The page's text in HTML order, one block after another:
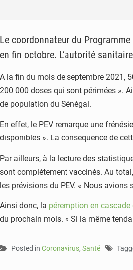
Le coordonnateur du
en fin octobre. L’autorité
A la fin du mois de septembre 2021,
200 000 doses qui sont périmées ».
de population du Sénégal.
En effet, le PEV remarque une
disponibles ». La conséquence de
Par ailleurs, à la lecture des
sont complètement vaccinés. Au
les prévisions du PEV. « Nous
Ainsi donc, la péremption en
du prochain mois. « Si la même
Posted in Coronavirus, Santé